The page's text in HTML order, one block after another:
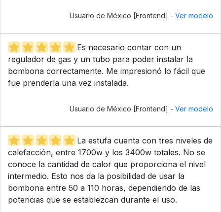
Usuario de México [Frontend] - Ver modelo
Es necesario contar con un
regulador de gas y un tubo para poder instalar la
bombona correctamente. Me impresionó lo fácil que
fue prenderla una vez instalada.
Usuario de México [Frontend] - Ver modelo
La estufa cuenta con tres niveles de
calefacción, entre 1700w y los 3400w totales. No se
conoce la cantidad de calor que proporciona el nivel
intermedio. Esto nos da la posibilidad de usar la
bombona entre 50 a 110 horas, dependiendo de las
potencias que se establezcan durante el uso.